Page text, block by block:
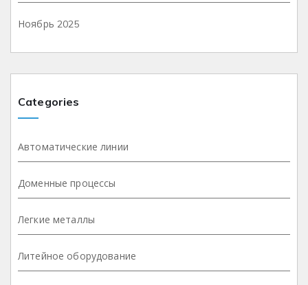
Ноябрь 2025
Categories
Автоматические линии
Доменные процессы
Легкие металлы
Литейное оборудование